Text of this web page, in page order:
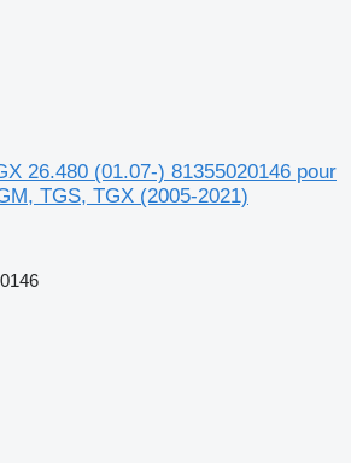
26.480 (01.07-) 81355020146 pour
TGS, TGX (2005-2021)